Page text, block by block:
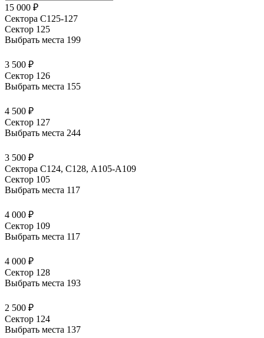
15 000 ₽
Сектора С125-127
Сектор 125
Выбрать места 199
3 500 ₽
Сектор 126
Выбрать места 155
4 500 ₽
Сектор 127
Выбрать места 244
3 500 ₽
Сектора C124, C128, А105-А109
Сектор 105
Выбрать места 117
4 000 ₽
Сектор 109
Выбрать места 117
4 000 ₽
Сектор 128
Выбрать места 193
2 500 ₽
Сектор 124
Выбрать места 137